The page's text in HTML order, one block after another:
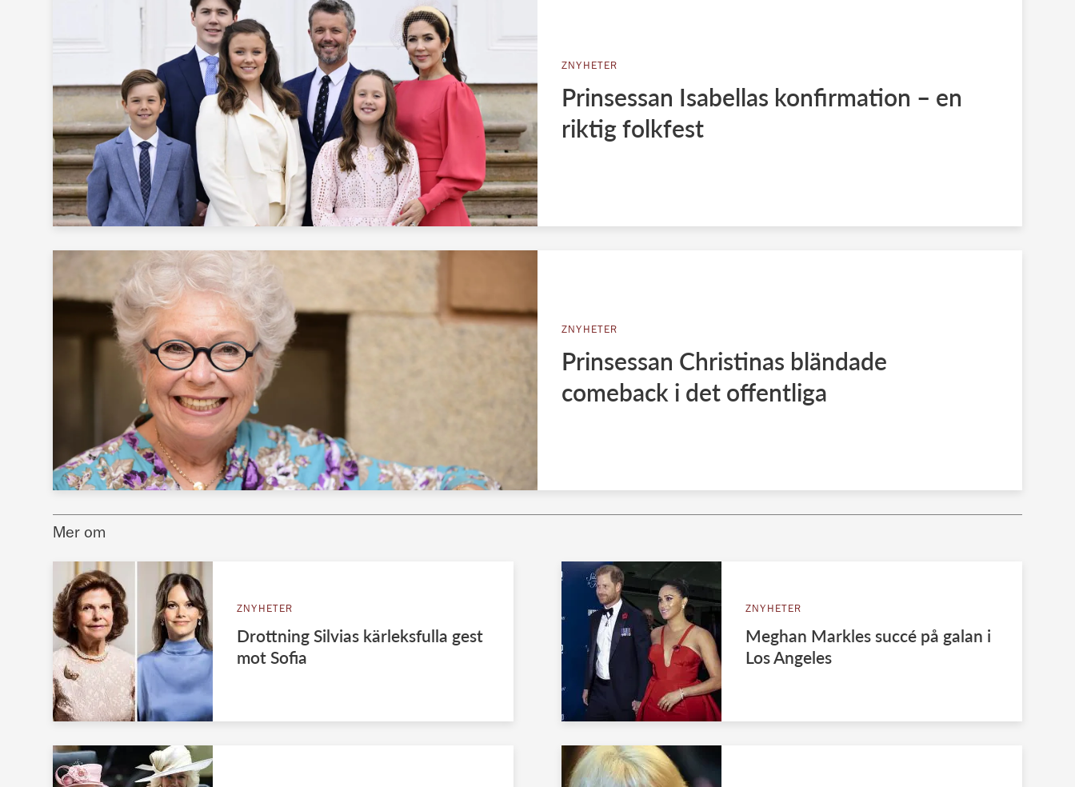
ZNYHETER
Prinsessan Isabellas konfirmation – en
riktig folkfest
ZNYHETER
Prinsessan Christinas bländade
comeback i det offentliga
Mer om
ZNYHETER
Drottning Silvias kärleksfulla gest
mot Sofia
ZNYHETER
Meghan Markles succé på galan i
Los Angeles